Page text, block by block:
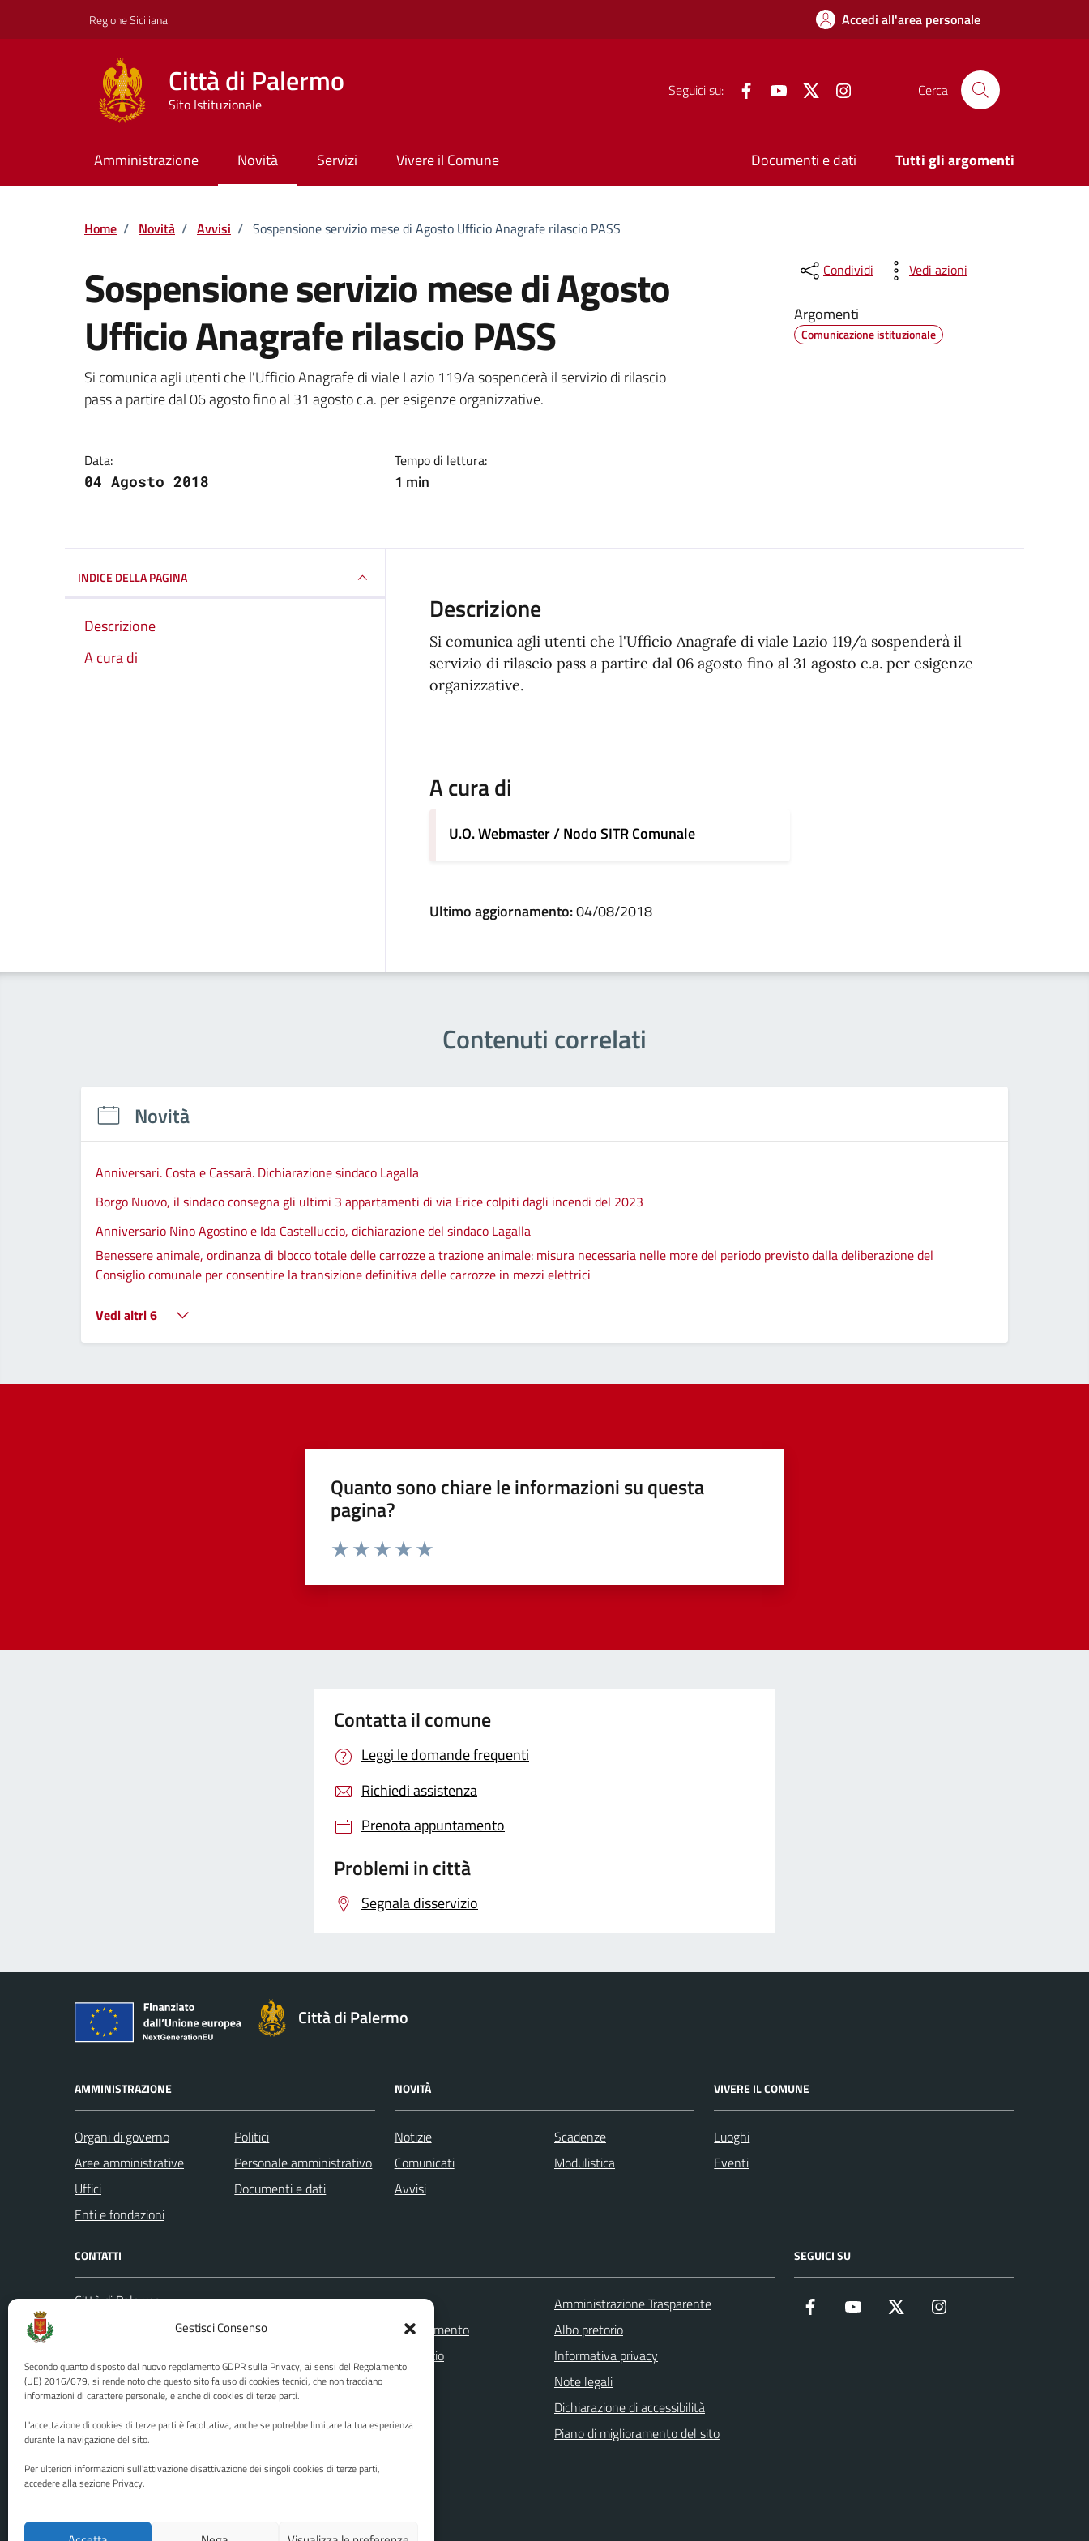
Gestisci Consenso
Secondo quanto disposto dal nuovo regolamento GDPR sulla Privacy, ai sensi del Regolamento
(UE) 2016/679, si rende noto che questo sito fa uso di cookies tecnici, che non tracciano
informazioni di carattere personale, e anche di cookies di terze parti.
L'accettazione di cookies di terze parti è facoltativa, anche se potrebbe limitare la tua esperienza
durante la navigazione del sito.
Per ulteriori informazioni sull'attivazione disattivazione dei singoli cookies di terze parti,
accedere alla sezione Privacy.
Regione Siciliana Accedi all'area personale
Città di Palermo
Sito Istituzionale
Seguici su: FacebookYouTube Twitter Cerca
Amministrazione Novità Servizi Vivere il Comune Documenti e dati Tutti gli argomenti
Home / Novità / Avvisi / Sospensione servizio mese di Agosto Ufficio Anagrafe rilascio PASS
Sospensione servizio mese di Agosto
Ufficio Anagrafe rilascio PASS
Dettagli della notizia
Si comunica agli utenti che l'Ufficio Anagrafe di viale Lazio 119/a sospenderà il servizio di rilascio
pass a partire dal 06 agosto fino al 31 agosto c.a. per esigenze organizzative.
Data:
04 Agosto 2018
Tempo di lettura:
1 min
Condividi Vedi azioni
Argomenti
Comunicazione istituzionale
INDICE DELLA PAGINA
Descrizione
A cura di
Descrizione
Si comunica agli utenti che l'Ufficio Anagrafe di viale Lazio 119/a sospenderà il
servizio di rilascio pass a partire dal 06 agosto fino al 31 agosto c.a. per esigenze
organizzative.
A cura di
U.O. Webmaster / Nodo SITR Comunale
Ultimo aggiornamento:04/08/2018
Contenuti correlati
Novità
Anniversari. Costa e Cassarà. Dichiarazione sindaco Lagalla
Borgo Nuovo, il sindaco consegna gli ultimi 3 appartamenti di via Erice colpiti dagli incendi del 2023
Anniversario Nino Agostino e Ida Castelluccio, dichiarazione del sindaco Lagalla
Benessere animale, ordinanza di blocco totale delle carrozze a trazione animale: misura necessaria nelle more del periodo previsto dalla deliberazione del
Consiglio comunale per consentire la transizione definitiva delle carrozze in mezzi elettrici
Vedi altri 6
Quanto sono chiare le informazioni su questa
pagina?
Contatta il comune
Leggi le domande frequenti
Richiedi assistenza
Prenota appuntamento
Problemi in città
Segnala disservizio
Città di Palermo
AMMINISTRAZIONE
Organi di governo
Aree amministrative
Uffici
Enti e fondazioni
Politici
Personale amministrativo
Documenti e dati
NOVITÀ
Notizie
Comunicati
Avvisi
Scadenze
Modulistica
VIVERE IL COMUNE
Luoghi
Eventi
CONTATTI
Città di Palermo
Codice fiscale / P. IVA:80016350821
U.O. Ufficio Relazioni con il Pubblico
(URP)
Numero verde: 0917401111
PEC:protocollo@cert.comune.palermo.it
Leggi le FAQ
Prenotazione appuntamento
Segnalazione disservizio
Richiesta assistenza
Amministrazione Trasparente
Albo pretorio
Informativa privacy
Note legali
Dichiarazione di accessibilità
Piano di miglioramento del sito
SEGUICI SU
Facebook YouTube Twitter
Media policy Mappa del sito